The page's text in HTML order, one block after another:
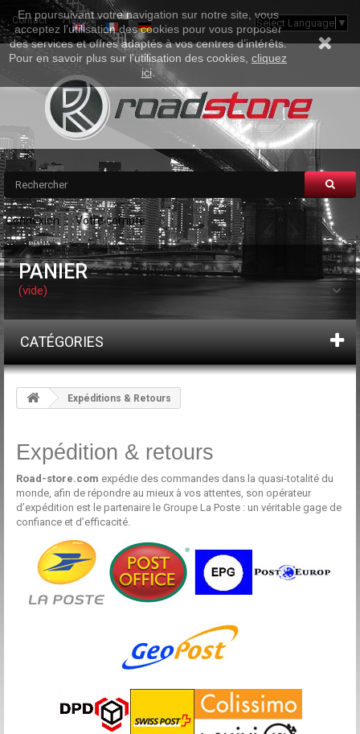
Contact Plan Du Site Select Language ▼
Connexion Votre compte
PANIER
(vide)
CATÉGORIES
Expéditions & Retours
Expédition & retours
Road-store.com expédie des commandes dans la quasi-totalité du
monde, afin de répondre au mieux à vos attentes, son opérateur
d’expédition est le partenaire le Groupe La Poste : un véritable gage de
confiance et d’efficacité.
En poursuivant votre navigation sur notre site, vous
acceptez l’utilisation des cookies pour vous proposer
des services et offres adaptés à vos centres d’intérêts.
Pour en savoir plus sur l'utilisation des cookies, cliquez
ici.